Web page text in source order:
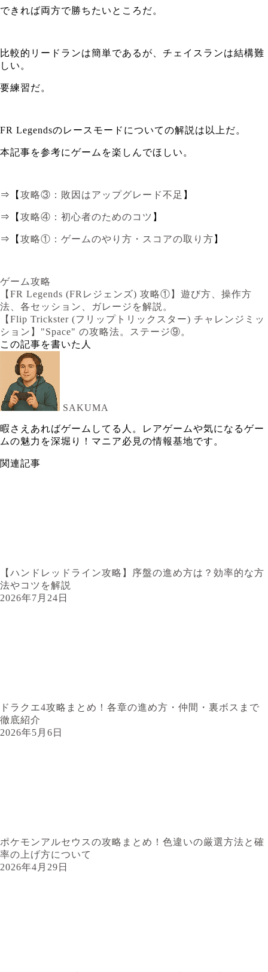
できれば両方で勝ちたいところだ。
比較的リードランは簡単であるが、チェイスランは結構難
しい。
要練習だ。
FR Legendsのレースモードについての解説は以上だ。
本記事を参考にゲームを楽しんでほしい。
⇒【 攻略③：敗因はアップグレード不足 】
⇒【 攻略④：初心者のためのコツ 】
⇒【 攻略①：ゲームのやり方・スコアの取り方 】
ゲーム攻略
【FR Legends (FRレジェンズ) 攻略①】遊び方、操作方
法、各セッション、ガレージを解説。
【Flip Trickster (フリップトリックスター) チャレンジミッ
ション】"Space" の攻略法。ステージ⑨。
この記事を書いた人
SAKUMA
暇さえあればゲームしてる人。レアゲームや気になるゲー
ムの魅力を深堀り！マニア必見の情報基地です。
関連記事
【ハンドレッドライン攻略】序盤の進め方は？効率的な方
法やコツを解説
2026年7月24日
ドラクエ4攻略まとめ！各章の進め方・仲間・裏ボスまで
徹底紹介
2026年5月6日
ポケモンアルセウスの攻略まとめ！色違いの厳選方法と確
率の上げ方について
2026年4月29日